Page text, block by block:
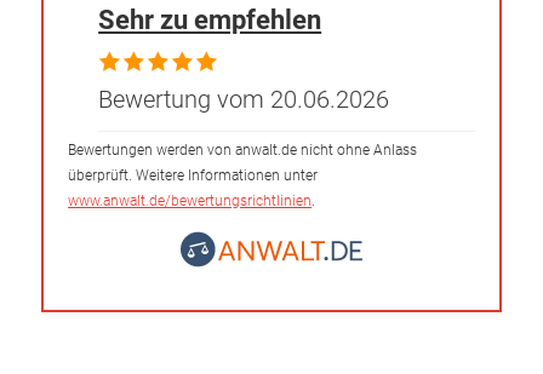
Sehr zu empfehlen
Bewertung vom 20.06.2026
Bewertungen werden von anwalt.de nicht ohne Anlass
überprüft. Weitere Informationen unter
www.anwalt.de/bewertungsrichtlinien.